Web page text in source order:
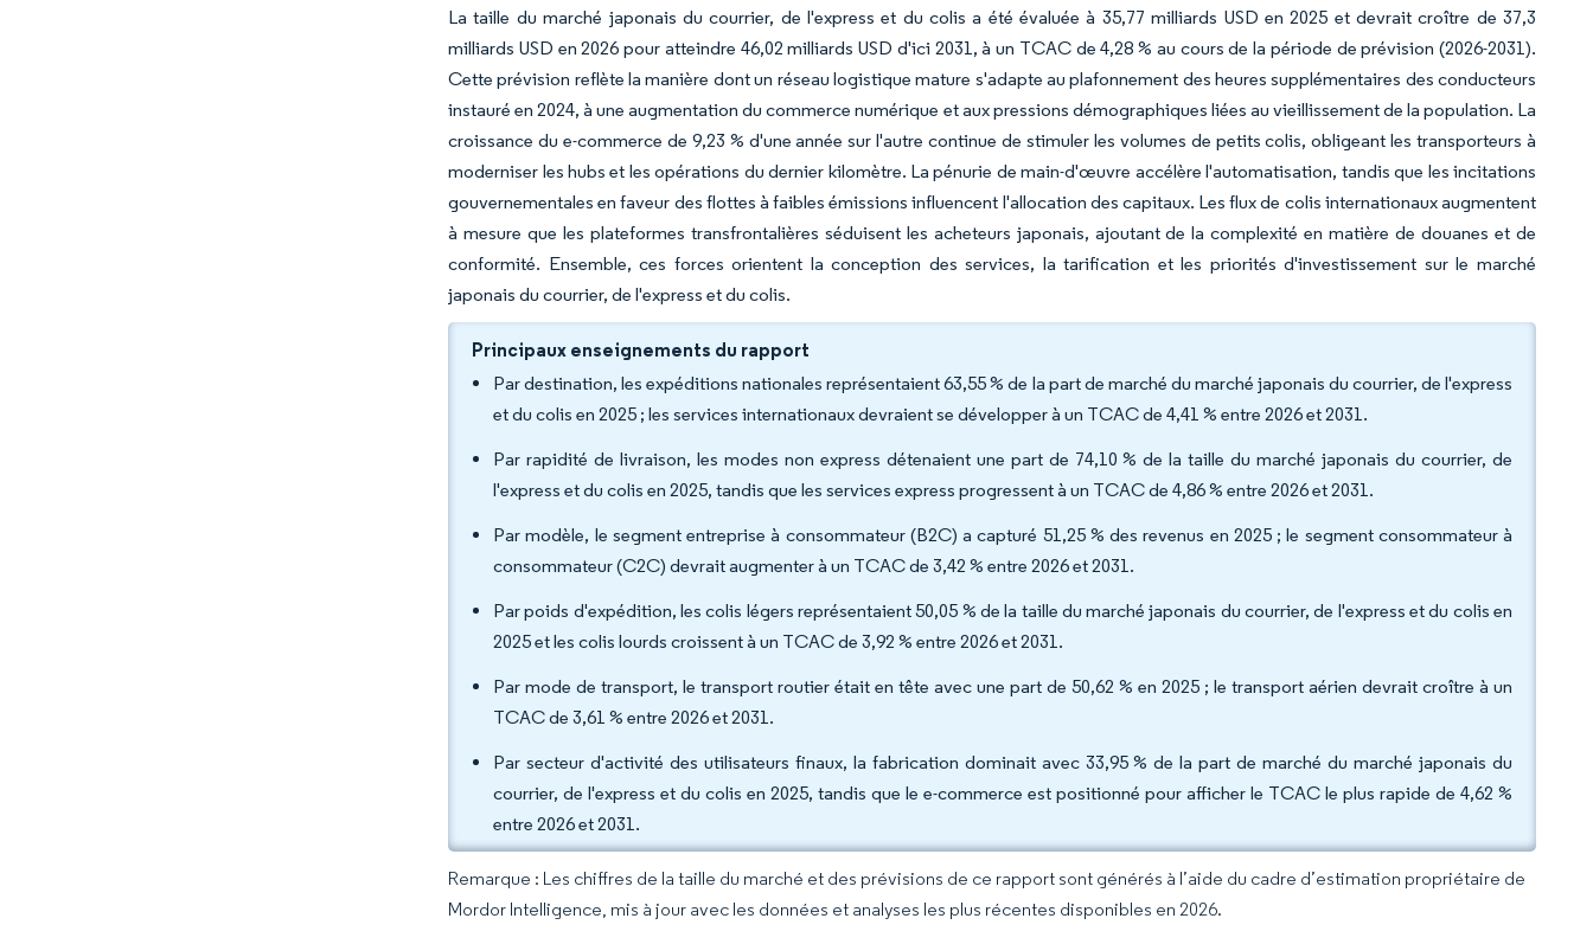
La taille du marché japonais du courrier, de l'express et du colis a été évaluée à 35,77 milliards USD en 2025 et devrait croître de 37,3
milliards USD en 2026 pour atteindre 46,02 milliards USD d'ici 2031, à un TCAC de 4,28 % au cours de la période de prévision (2026-2031).
Cette prévision reflète la manière dont un réseau logistique mature s'adapte au plafonnement des heures supplémentaires des conducteurs
instauré en 2024, à une augmentation du commerce numérique et aux pressions démographiques liées au vieillissement de la population. La
croissance du e-commerce de 9,23 % d'une année sur l'autre continue de stimuler les volumes de petits colis, obligeant les transporteurs à
moderniser les hubs et les opérations du dernier kilomètre. La pénurie de main-d'œuvre accélère l'automatisation, tandis que les incitations
gouvernementales en faveur des flottes à faibles émissions influencent l'allocation des capitaux. Les flux de colis internationaux augmentent
à mesure que les plateformes transfrontalières séduisent les acheteurs japonais, ajoutant de la complexité en matière de douanes et de
conformité. Ensemble, ces forces orientent la conception des services, la tarification et les priorités d'investissement sur le marché
japonais du courrier, de l'express et du colis.
Principaux enseignements du rapport
Par destination, les expéditions nationales représentaient 63,55 % de la part de marché du marché japonais du courrier, de l'express
et du colis en 2025 ; les services internationaux devraient se développer à un TCAC de 4,41 % entre 2026 et 2031.
Par rapidité de livraison, les modes non express détenaient une part de 74,10 % de la taille du marché japonais du courrier, de
l'express et du colis en 2025, tandis que les services express progressent à un TCAC de 4,86 % entre 2026 et 2031.
Par modèle, le segment entreprise à consommateur (B2C) a capturé 51,25 % des revenus en 2025 ; le segment consommateur à
consommateur (C2C) devrait augmenter à un TCAC de 3,42 % entre 2026 et 2031.
Par poids d'expédition, les colis légers représentaient 50,05 % de la taille du marché japonais du courrier, de l'express et du colis en
2025 et les colis lourds croissent à un TCAC de 3,92 % entre 2026 et 2031.
Par mode de transport, le transport routier était en tête avec une part de 50,62 % en 2025 ; le transport aérien devrait croître à un
TCAC de 3,61 % entre 2026 et 2031.
Par secteur d'activité des utilisateurs finaux, la fabrication dominait avec 33,95 % de la part de marché du marché japonais du
courrier, de l'express et du colis en 2025, tandis que le e-commerce est positionné pour afficher le TCAC le plus rapide de 4,62 %
entre 2026 et 2031.
Remarque : Les chiffres de la taille du marché et des prévisions de ce rapport sont générés à l’aide du cadre d’estimation propriétaire de
Mordor Intelligence, mis à jour avec les données et analyses les plus récentes disponibles en 2026.